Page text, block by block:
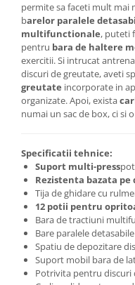
permite sa faceti mult mai
barelor paralele
multifunctionale, puteti
pentru bara de haltere
exercitii. Si intrucat
discuri de greutate, aveti
greutate incorporate in
organizate. Apoi, exista
numai un sac de box, ci si
Specificatii tehnice:
Suport multi-press
Rezistenta bazata
Tija de ghidare cu
12 potii pentru
Bara de tractiuni
Bare paralele detasabile
Spatiu de depozitare
Suport mobil bara de
Potrivita pentru discuri